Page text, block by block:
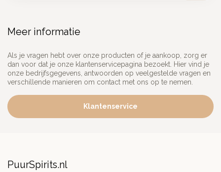
Meer informatie
Als je vragen hebt over onze producten of je aankoop, zorg er
dan voor dat je onze klantenservicepagina bezoekt. Hier vind je
onze bedrijfsgegevens, antwoorden op veelgestelde vragen en
verschillende manieren om contact met ons op te nemen.
Klantenservice
PuurSpirits.nl